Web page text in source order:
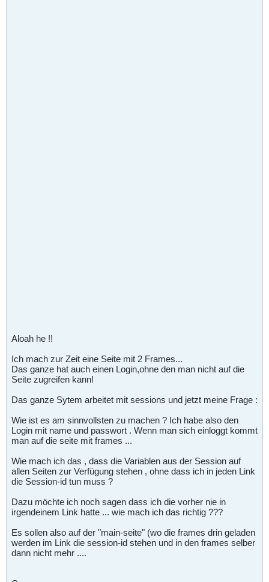
Aloah he !!
Ich mach zur Zeit eine Seite mit 2 Frames...
Das ganze hat auch einen Login,ohne den man nicht auf die
Seite zugreifen kann!
Das ganze Sytem arbeitet mit sessions und jetzt meine Frage :
Wie ist es am sinnvollsten zu machen ? Ich habe also den
Login mit name und passwort . Wenn man sich einloggt kommt
man auf die seite mit frames ...
Wie mach ich das , dass die Variablen aus der Session auf
allen Seiten zur Verfügung stehen , ohne dass ich in jeden Link
die Session-id tun muss ?
Dazu möchte ich noch sagen dass ich die vorher nie in
irgendeinem Link hatte ... wie mach ich das richtig ???
Es sollen also auf der "main-seite" (wo die frames drin geladen
werden im Link die session-id stehen und in den frames selber
dann nicht mehr ....